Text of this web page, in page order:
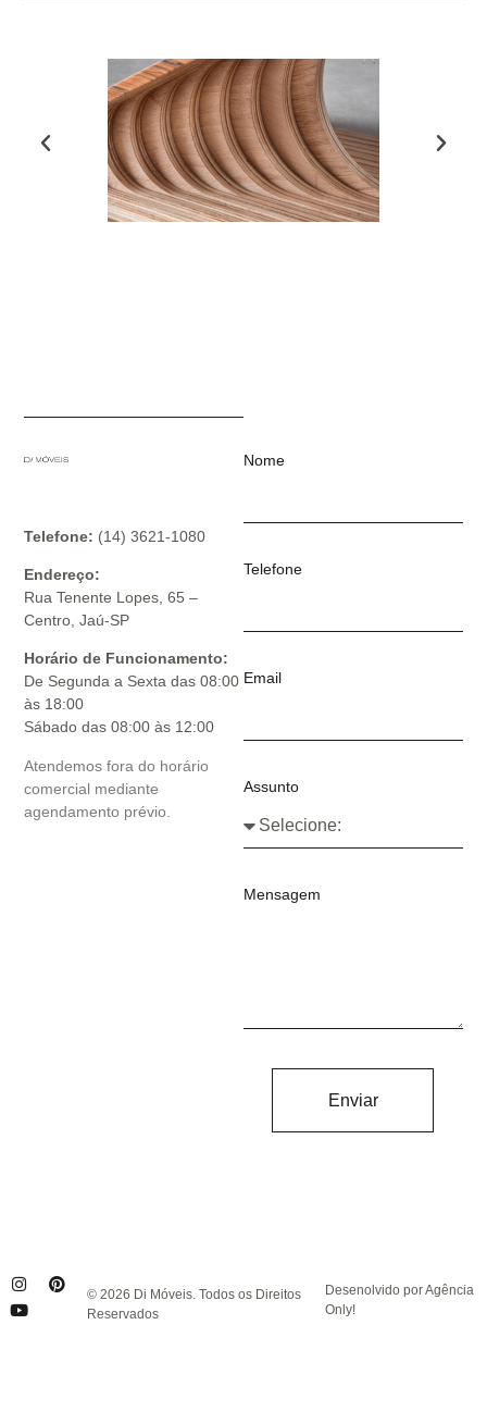
Telefone: (14) 3621-1080
Endereço:
Rua Tenente Lopes, 65 –
Centro, Jaú-SP
Horário de Funcionamento:
De Segunda a Sexta das 08:00
às 18:00
Sábado das 08:00 às 12:00
Atendemos fora do horário
comercial mediante
agendamento prévio.
Nome
Telefone
Email
Assunto
Mensagem
Enviar
© 2026 Di Móveis. Todos os Direitos
Reservados
Desenolvido por Agência
Only!